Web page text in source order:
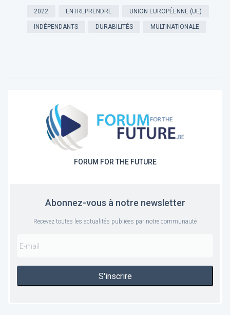
2022 ENTREPRENDRE UNION EUROPÉENNE (UE)
INDÉPENDANTS DURABILITÉS MULTINATIONALE
FORUM FOR THE FUTURE
Abonnez-vous à notre newsletter
Recevez toutes les actualités publiées par notre communauté
S'inscrire